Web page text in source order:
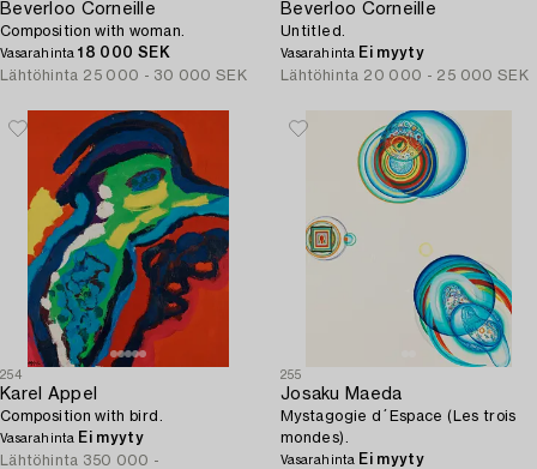
Beverloo Corneille
Composition with woman.
Vasarahinta18 000 SEK
Lähtöhinta 25 000 - 30 000 SEK
Beverloo Corneille
Untitled.
Vasarahinta Ei myyty
Lähtöhinta 20 000 - 25 000 SEK
254
Karel Appel
Composition with bird.
Vasarahinta Ei myyty
Lähtöhinta 350 000 -
255
Josaku Maeda
Mystagogie d´Espace (Les trois
mondes).
Vasarahinta Ei myyty